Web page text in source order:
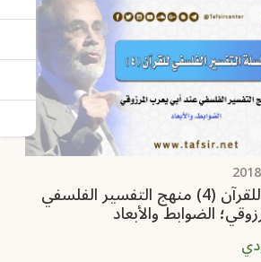
التفسير الفلسفي للقرآن (4) منهج التفسير الفلسفي
الضوابط والأبعاد